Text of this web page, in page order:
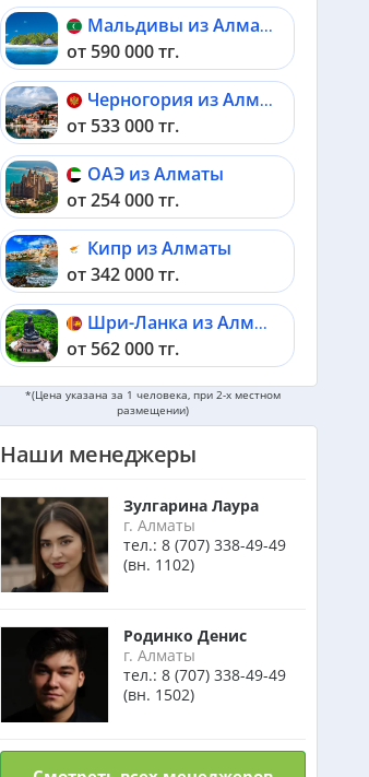
Мальдивы из Алматы
от 590 000 тг.
Черногория из Алматы
от 533 000 тг.
ОАЭ из Алматы
от 254 000 тг.
Кипр из Алматы
от 342 000 тг.
Шри-Ланка из Алматы
от 562 000 тг.
Катар из Алматы
от 335 000 тг.
от 742 000 тг.
Малайзия из Алматы
от 385 000 тг.
Италия из Алматы
*(Цена указана за 1 человека, при 2-х местном
размещении)
Наши менеджеры
Зулгарина Лаура
г. Алматы
тел.: 8 (707) 338-49-49
(вн. 1102)
Родинко Денис
г. Алматы
тел.: 8 (707) 338-49-49
(вн. 1502)